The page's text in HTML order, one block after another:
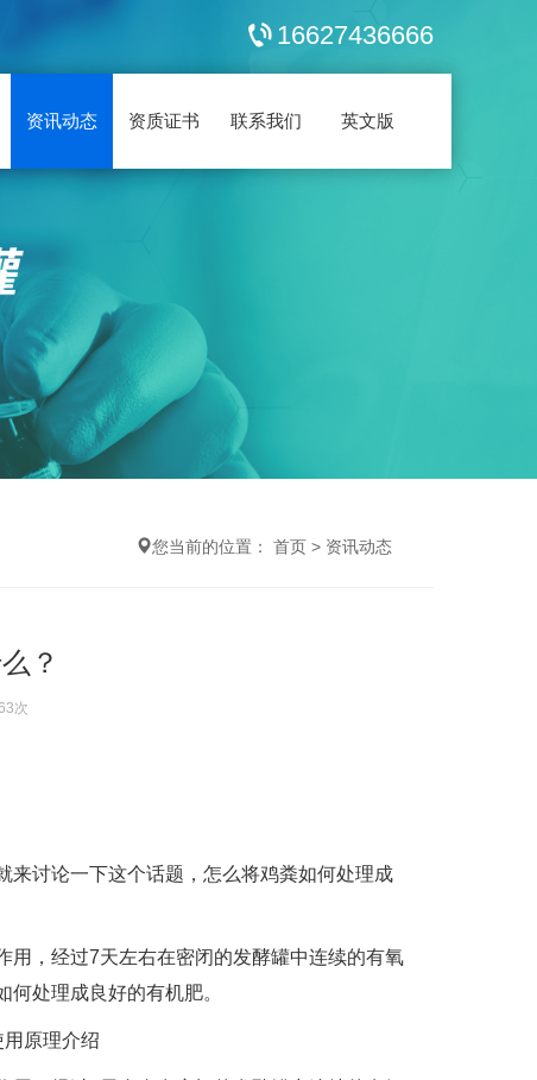
16627436666
资讯动态 资质证书 联系我们 英文版
您当前的位置： 首页 > 资讯动态
？
次
来讨论一下这个话题，怎么将鸡粪如何处理成
，经过7天左右在密闭的发酵罐中连续的有氧
处理成良好的有机肥。
原理介绍